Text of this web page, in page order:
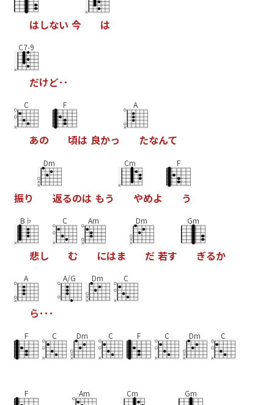
はしない 今 は
C7-9
だけど･ ･
C
あの
F
頃は 良かっ
A
たなんて
振り
Dm
返るのは もう
Cm
やめよ
F
う
B♭
悲し
C
む
Am
にはま
Dm
だ 若す
Gm
ぎるか
A
ら･ ･ ･
A/G Dm C
F C Dm C F C Dm C
F Am Cm Gm